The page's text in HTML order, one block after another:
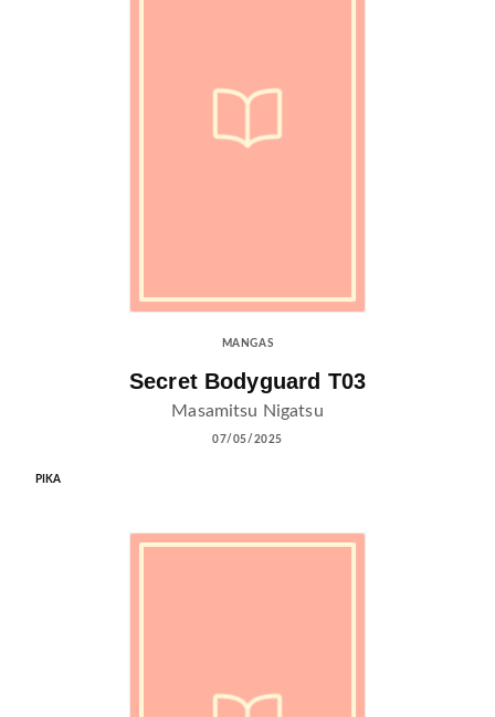
MANGAS
Secret Bodyguard T03
Masamitsu Nigatsu
07/05/2025
PIKA